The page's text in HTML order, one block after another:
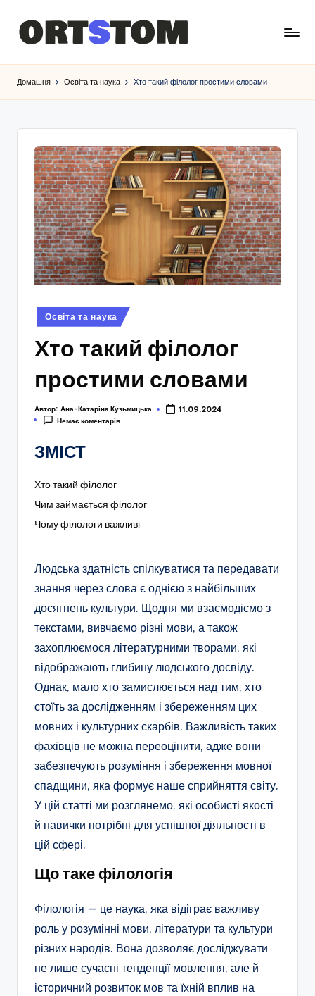
Домашня Освіта та наука Хто такий філолог простими словами
Опубліковано
у
Освіта та наука
Хто такий філолог
простими словами
Автор: Ана-Катаріна Кузьмицька
11.09.2024
Немає коментарів
ЗМІСТ
Хто такий філолог
Чим займається філолог
Чому філологи важливі
Людська здатність спілкуватися та передавати
знання через слова є однією з найбільших
досягнень культури. Щодня ми взаємодіємо з
текстами, вивчаємо різні мови, а також
захоплюємося літературними творами, які
відображають глибину людського досвіду.
Однак, мало хто замислюється над тим, хто
стоїть за дослідженням і збереженням цих
мовних і культурних скарбів. Важливість таких
фахівців не можна переоцінити, адже вони
забезпечують розуміння і збереження мовної
спадщини, яка формує наше сприйняття світу.
У цій статті ми розглянемо, які особисті якості
й навички потрібні для успішної діяльності в
цій сфері.
Що таке філологія
Філологія — це наука, яка відіграє важливу
роль у розумінні мови, літератури та культури
різних народів. Вона дозволяє досліджувати
не лише сучасні тенденції мовлення, але й
історичний розвиток мов та їхній вплив на